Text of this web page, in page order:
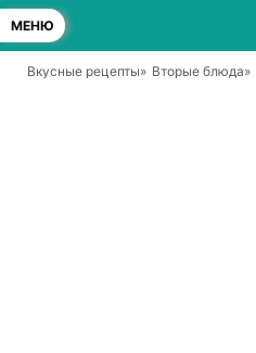
МЕНЮ
Вкусные рецепты» Вторые блюда»